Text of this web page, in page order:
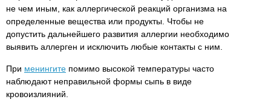
не чем иным, как аллергической реакций организма на
определенные вещества или продукты. Чтобы не
допустить дальнейшего развития аллергии необходимо
выявить аллерген и исключить любые контакты с ним.
При менингите помимо высокой температуры часто
наблюдают неправильной формы сыпь в виде
кровоизлияний.